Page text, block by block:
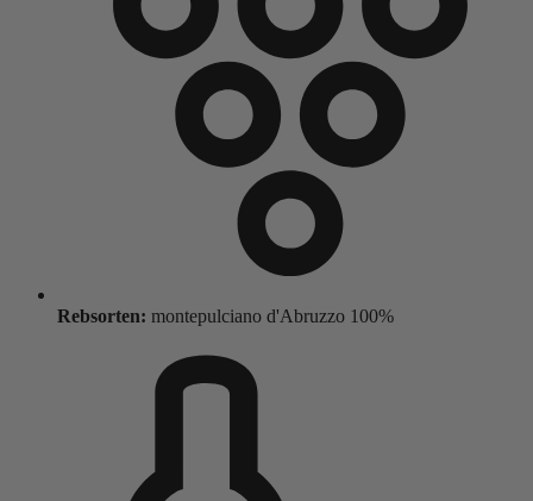
Rebsorten: montepulciano d'Abruzzo 100%